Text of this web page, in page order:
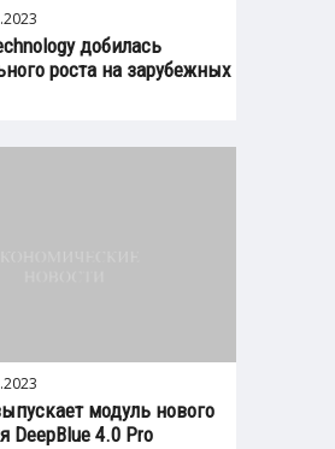
добилась
роста на зарубежных
модуль нового
DeepBlue 4.0 Pro